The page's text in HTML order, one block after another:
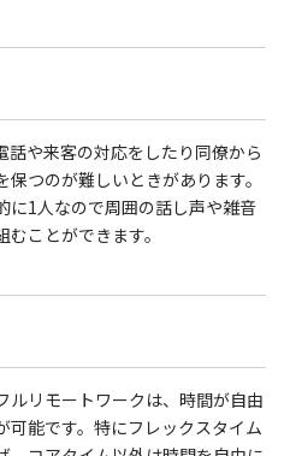
話や来客の対応をしたり同僚から
つのが難しいときがあります。
に1人なので周囲の話し声や雑音
ことができます。
ルリモートワークは、時間が自由
可能です。特にフレックスタイム